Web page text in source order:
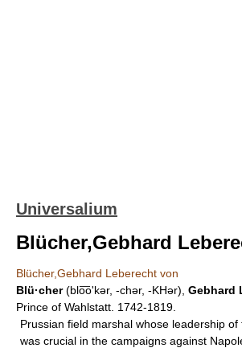
Universalium
Blücher,Gebhard
Blücher,Gebhard Leberecht von
Blü·cher(blo͞oʹkər, -chər, -KHər), Gebhard
Prince of Wahlstatt. 1742-1819.
Prussian field marshal whose leadership
was crucial in the campaigns against